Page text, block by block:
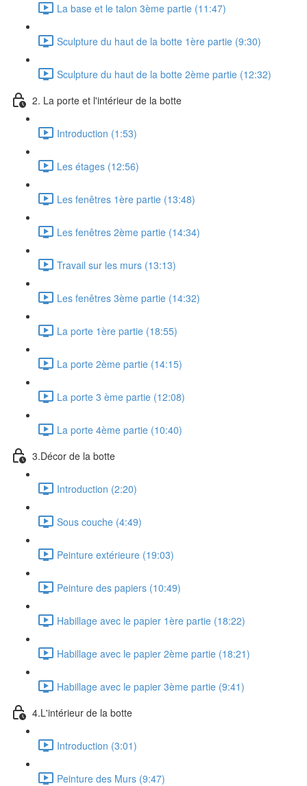
La base et le talon 3ème partie (11:47)
Sculpture du haut de la botte 1ère partie (9:30)
Sculpture du haut de la botte 2ème partie (12:32)
2. La porte et l'intérieur de la botte
Introduction (1:53)
Les étages (12:56)
Les fenêtres 1ère partie (13:48)
Les fenêtres 2ème partie (14:34)
Travail sur les murs (13:13)
Les fenêtres 3ème partie (14:32)
La porte 1ère partie (18:55)
La porte 2ème partie (14:15)
La porte 3 ème partie (12:08)
La porte 4ème partie (10:40)
3.Décor de la botte
Introduction (2:20)
Sous couche (4:49)
Peinture extérieure (19:03)
Peinture des papiers (10:49)
Habillage avec le papier 1ère partie (18:22)
Habillage avec le papier 2ème partie (18:21)
Habillage avec le papier 3ème partie (9:41)
4.L'intérieur de la botte
Introduction (3:01)
Peinture des Murs (9:47)